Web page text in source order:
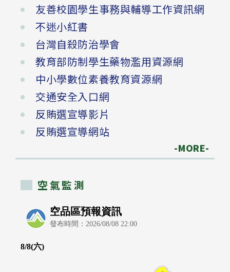
友善校園學生事務與輔導工作資訊網
不迷小紅書
台灣自殺防治學會
教育部防制學生藥物濫用資源網
中小學數位素養教育資源網
交通安全入口網
反賄選宣導影片
反賄選宣導網站
-MORE-
空氣監測